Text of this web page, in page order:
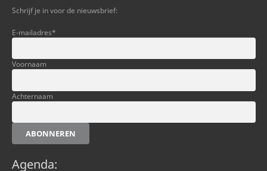
Schrijf je in voor de nieuwsbrief:
E-mailadres*
Voornaam
Achternaam
ABONNEREN
Agenda: